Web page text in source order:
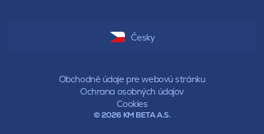
Česky
© 2026 KM BETA A.S.
Obchodné údaje pre webovú stránku
Ochrana osobných údajov
Cookies